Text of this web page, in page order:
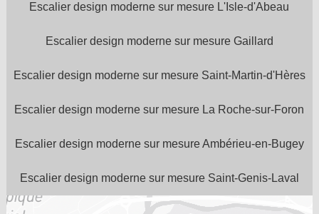
Escalier design moderne sur mesure L'Isle-d'Abeau
Escalier design moderne sur mesure Gaillard
Escalier design moderne sur mesure Saint-Martin-d'Hères
Escalier design moderne sur mesure La Roche-sur-Foron
Escalier design moderne sur mesure Ambérieu-en-Bugey
Escalier design moderne sur mesure Saint-Genis-Laval